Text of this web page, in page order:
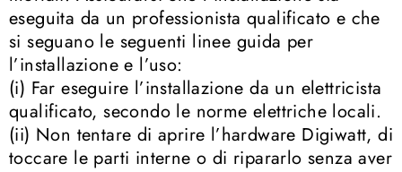
eseguita da un professionista qualificato e che
si seguano le seguenti linee guida per
l’installazione e l’uso:
(i) Far eseguire l’installazione da un elettricista
qualificato, secondo le norme elettriche locali.
(ii) Non tentare di aprire l’hardware Digiwatt, di
toccare le parti interne o di ripararlo senza aver